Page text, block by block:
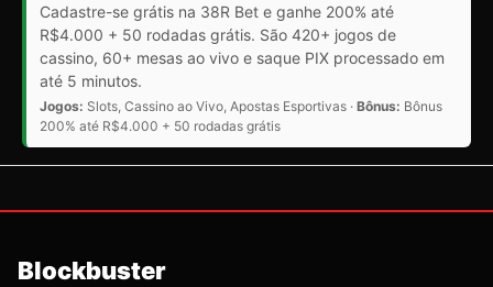
Cadastre-se grátis na 38R Bet e ganhe 200% até
R$4.000 + 50 rodadas grátis. São 420+ jogos de
cassino, 60+ mesas ao vivo e saque PIX processado em
até 5 minutos.
Jogos: Slots, Cassino ao Vivo, Apostas Esportivas · Bônus: Bônus
200% até R$4.000 + 50 rodadas grátis
Blockbuster